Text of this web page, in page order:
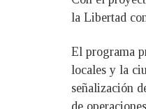
la Libertad
El programa
locales y la
señalización
de